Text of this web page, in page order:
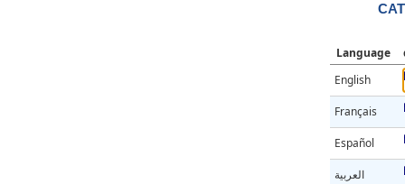
Language
English
Français
Español
العربية